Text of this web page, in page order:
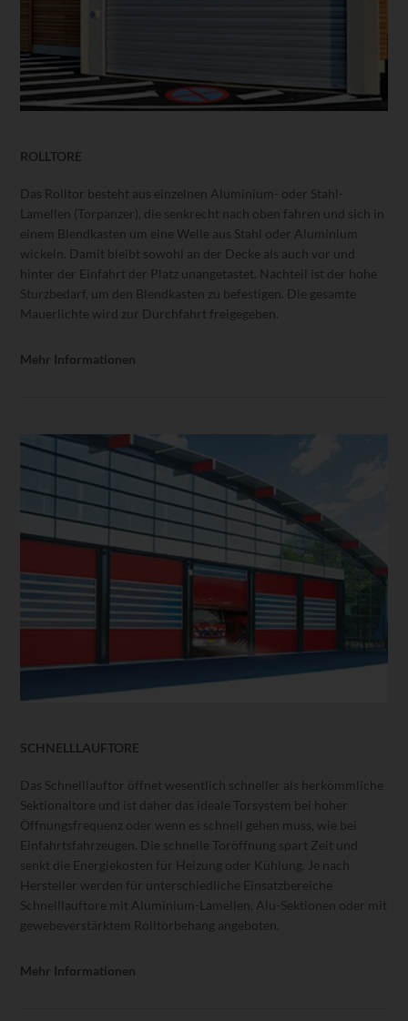
ROLLTORE
Das Rolltor besteht aus einzelnen Aluminium- oder Stahl-
Lamellen (Torpanzer), die senkrecht nach oben fahren und sich in
einem Blendkasten um eine Welle aus Stahl oder Aluminium
wickeln. Damit bleibt sowohl an der Decke als auch vor und
hinter der Einfahrt der Platz unangetastet. Nachteil ist der hohe
Sturzbedarf, um den Blendkasten zu befestigen. Die gesamte
Mauerlichte wird zur Durchfahrt freigegeben.
Mehr Informationen
SCHNELLLAUFTORE
Das Schnelllauftor öffnet wesentlich schneller als herkömmliche
Sektionaltore und ist daher das ideale Torsystem bei hoher
Öffnungsfrequenz oder wenn es schnell gehen muss, wie bei
Einfahrtsfahrzeugen. Die schnelle Toröffnung spart Zeit und
senkt die Energiekosten für Heizung oder Kühlung. Je nach
Hersteller werden für unterschiedliche Einsatzbereiche
Schnelllauftore mit Aluminium-Lamellen, Alu-Sektionen oder mit
gewebeverstärktem Rolltorbehang angeboten.
Mehr Informationen